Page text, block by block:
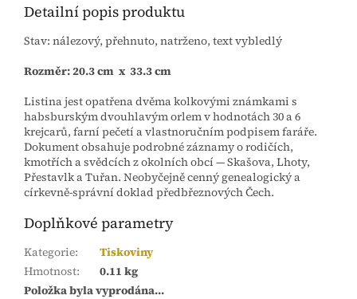
Detailní popis produktu
Stav: nálezový, přehnuto, natrženo, text vybledlý
Rozměr: 20.3 cm x 33.3 cm
Listina jest opatřena dvěma kolkovými známkami s
habsburským dvouhlavým orlem v hodnotách 30 a 6
krejcarů, farní pečetí a vlastnoručním podpisem faráře.
Dokument obsahuje podrobné záznamy o rodičích,
kmotřích a svědcích z okolních obcí — Skašova, Lhoty,
Přestavlk a Tuřan. Neobyčejně cenný genealogický a
církevně-správní doklad předbřeznových Čech.
Doplňkové parametry
Kategorie:
Tiskoviny
Hmotnost:
0.11 kg
Položka byla vyprodána…